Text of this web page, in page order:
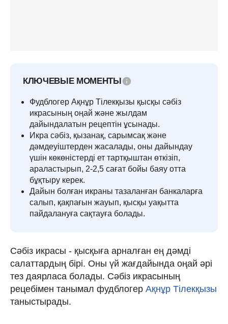
КЛЮЧЕВЫЕ МОМЕНТЫ
Фудблогер Ақнұр Тілекқызы қысқы сәбіз
икрасының оңай және жылдам
дайындалатын рецептін ұсынады.
Икра сәбіз, қызанақ, сарымсақ және
дәмдеуіштерден жасалады, оны дайындау
үшін көкөністерді ет тартқыштан өткізіп,
араластырып, 2-2,5 сағат бойы баяу отта
бұқтыру керек.
Дайын болған икраны тазаланған банкаларға
салып, қақпағын жауып, қысқы уақытта
пайдалануға сақтауға болады.
Сәбіз икрасы - қысқыға арналған ең дәмді
салаттардың бірі. Оны үй жағдайында оңай әрі
тез даярласа болады. Сәбіз икрасының
рецебімен танымал фудблогер Ақнұр Тілекқызы
таныстырады.